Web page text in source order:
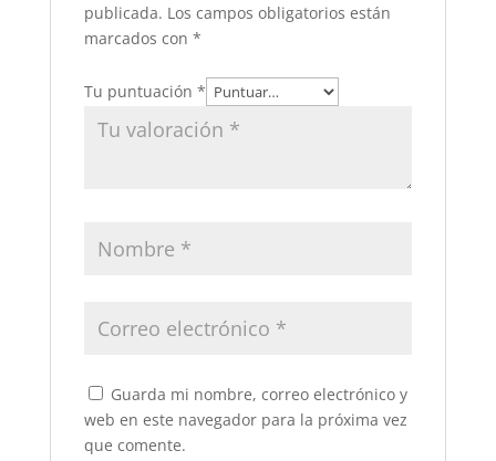
publicada. Los campos obligatorios están
marcados con *
Tu puntuación *
Guarda mi nombre, correo electrónico y
web en este navegador para la próxima vez
que comente.